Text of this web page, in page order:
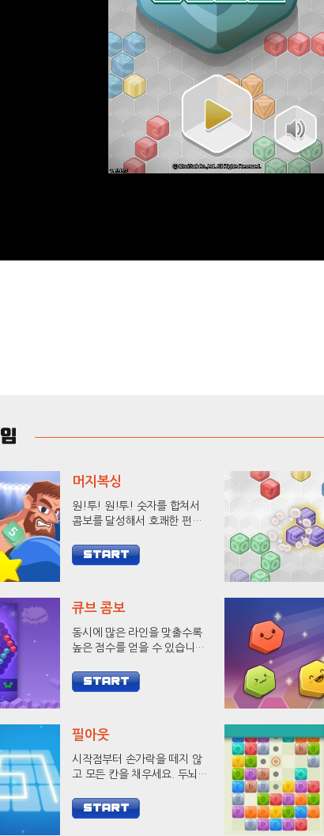
머지복싱
원!투! 원!투! 숫자를 합쳐서
콤보를 달성해서 호쾌한 펀치
큐브 콤보
동시에 많은 라인을 맞출수록
높은 점수를 얻을 수 있습니다.
도전해 보세요.
필아웃
시작점부터 손가락을 떼지 않
고 모든 칸을 채우세요. 두뇌
당신의 두뇌를 개발하세요.